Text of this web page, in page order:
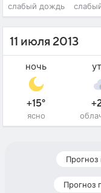
слабый дождь
11 июля 2013
ночь
+15°
ясно
Прогноз
Прогноз